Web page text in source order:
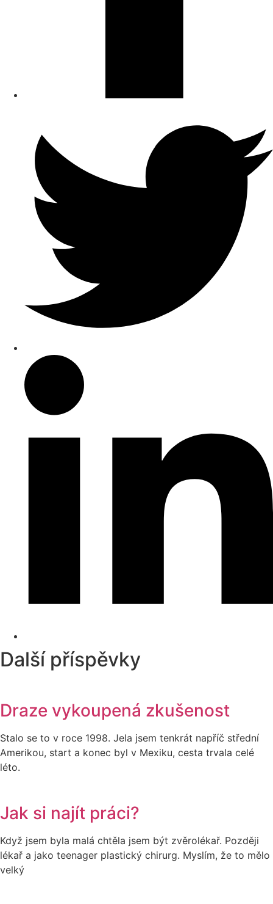
Další příspěvky
Draze vykoupená zkušenost
Stalo se to v roce 1998. Jela jsem tenkrát napříč střední
Amerikou, start a konec byl v Mexiku, cesta trvala celé
léto.
Jak si najít práci?
Když jsem byla malá chtěla jsem být zvěrolékař. Později
lékař a jako teenager plastický chirurg. Myslím, že to mělo
velký